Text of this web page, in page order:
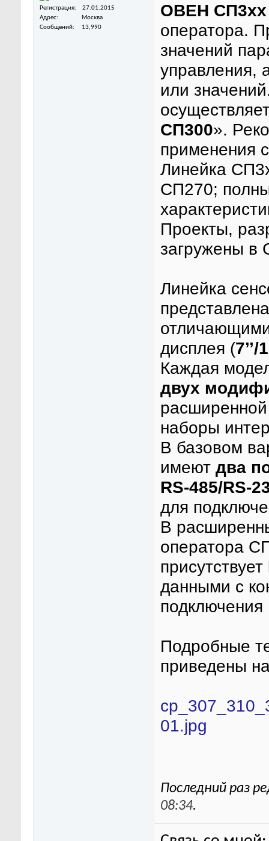
Регистрация
27.01.2015
Адрес
Москва
Сообщений
13,990
ОВЕН
оператора.
значений
управления,
или
СП300».
Линейка
СП270;
Проекты,
загружены в
Линейка
дисплея (7’’/
Каждая
двух
наборы
В базовом
имеют два
RS-485/RS-
для
В
оператора
присутствует
данными с
подключения
Подробные
приведены
01.jpg
Последний раз
08:34.